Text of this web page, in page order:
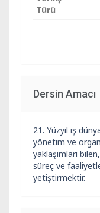
Türü
Dersin Amacı
21. Yüzyıl iş
yönetim ve
yaklaşımları
süreç ve
yetiştirmektir.